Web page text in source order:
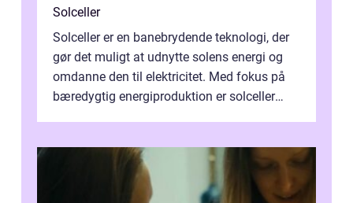
Solceller
Solceller er en banebrydende teknologi, der
gør det muligt at udnytte solens energi og
omdanne den til elektricitet. Med fokus på
bæredygtig energiproduktion er solceller